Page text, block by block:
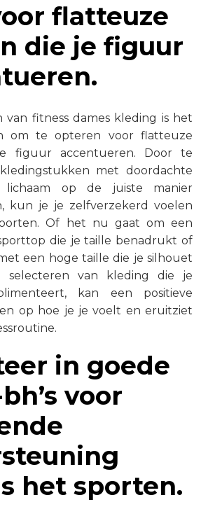
flatteuze
die je figuur
van fitness dames kleding is het
om te opteren voor flatteuze
figuur accentueren. Door te
met doordachte
op de juiste manier
kun je je zelfverzekerd voelen
Of het nu gaat om een
die je taille benadrukt of
een hoge taille die je silhouet
selecteren van kleding die je
kan een positieve
op hoe je je voelt en eruitziet
in goede
voor
het sporten.